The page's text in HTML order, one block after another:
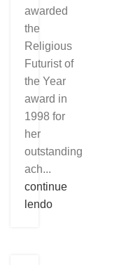
awarded
the
Religious
Futurist of
the Year
award in
1998 for
her
outstanding
ach...
continue
lendo